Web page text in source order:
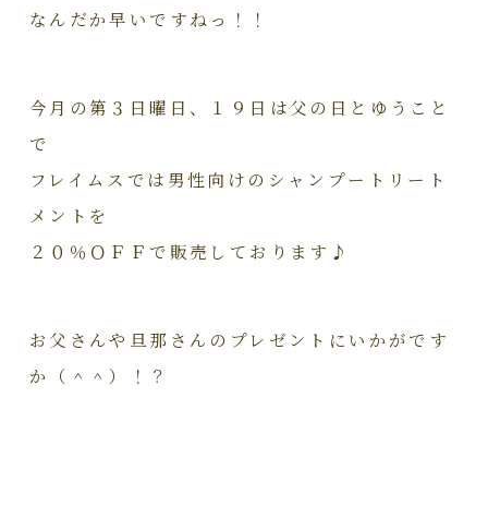
なんだか早いですねっ！！
今月の第３日曜日、１９日は父の日とゆうこと
で
フレイムスでは男性向けのシャンプートリート
メントを
２０％ＯＦＦで販売しております♪
お父さんや旦那さんのプレゼントにいかがです
か（＾＾）！？